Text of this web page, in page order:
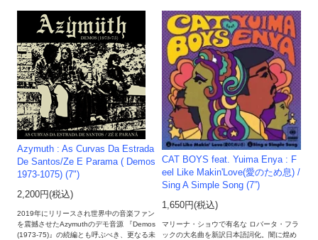
Azymuth : As Curvas Da Estrada
De Santos/Ze E Parama ( Demos
1973-1075) (7")
2,200円(税込)
2019年にリリースされ世界中の音楽ファン
を震撼させたAzymuthのデモ音源 『Demos
(1973-75)』の続編とも呼ぶべき、更なる未
CAT BOYS feat. Yuima Enya : F
eel Like Makin'Love(愛のため息) /
Sing A Simple Song (7”)
1,650円(税込)
マリーナ・ショウで有名な ロバータ・フラ
ックの大名曲を新訳日本語詞化。闇に煌め